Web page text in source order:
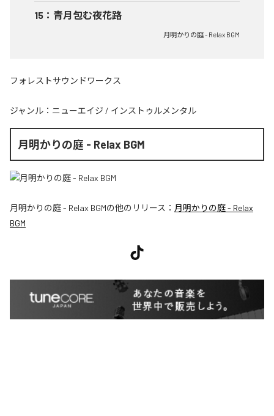
15 ： 青月包む夜花路
月明かりの庭 - Relax BGM
フォレストサウンドワークス
ジャンル： ニューエイジ / インストゥルメンタル
月明かりの庭 - Relax BGM
月明かりの庭 - Relax BGMの他のリリース： 月明かりの庭 - Relax
BGM